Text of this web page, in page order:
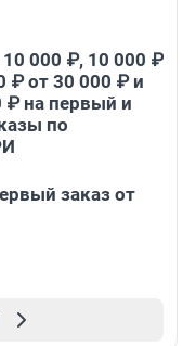
000 ₽, 10 000 ₽
₽ от 30 000 ₽ и
₽ на первый и
по
заказ от